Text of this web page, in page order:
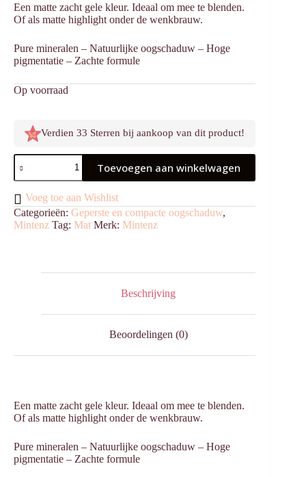
Een matte zacht gele kleur. Ideaal om mee te blenden.
Of als matte highlight onder de wenkbrauw.
Pure mineralen – ⁠Natuurlijke oogschaduw – ⁠Hoge
pigmentatie – ⁠Zachte formule
Op voorraad
Verdien 33 Sterren bij aankoop van dit product!
Oogschaduw
Geperst
Butter
aantal
Toevoegen aan winkelwagen
Voeg toe aan Wishlist
Categorieën: Geperste en compacte oogschaduw,
Mintenz Tag: Mat Merk: Mintenz
Beschrijving
Beoordelingen (0)
Een matte zacht gele kleur. Ideaal om mee te blenden.
Of als matte highlight onder de wenkbrauw.
Pure mineralen – ⁠Natuurlijke oogschaduw – ⁠Hoge
pigmentatie – ⁠Zachte formule